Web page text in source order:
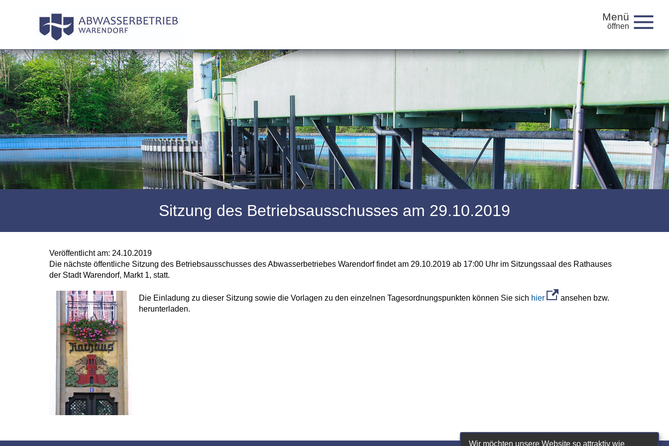
Menü
Sitzung des Betriebsausschusses am 29.10.2019
Veröffentlicht am: 24.10.2019
Die nächste öffentliche Sitzung des Betriebsausschusses des Abwasserbetriebes Warendorf findet am 29.10.2019 ab 17:00 Uhr im Sitzungssaal des Rathauses
der Stadt Warendorf, Markt 1, statt.
Die Einladung zu dieser Sitzung sowie die Vorlagen zu den einzelnen Tagesordnungspunkten können Sie sich hier
ansehen bzw.
herunterladen.
Wir möchten unsere Website so attraktiv wie